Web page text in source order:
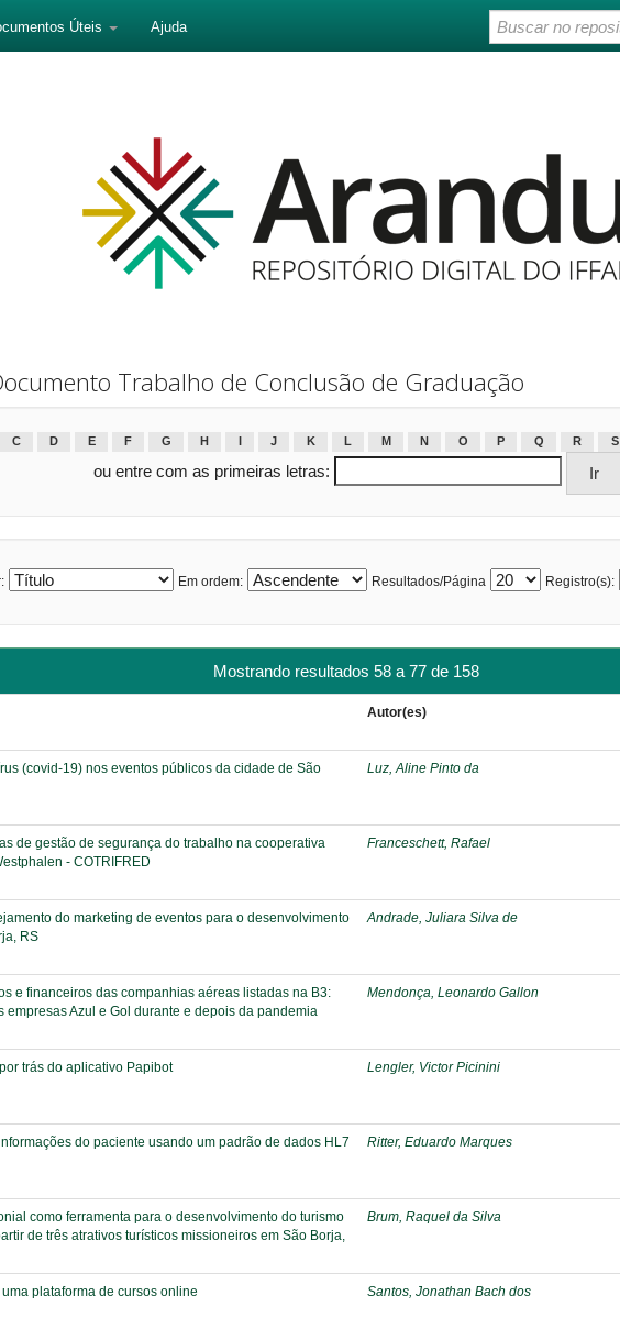
Úteis Ajuda
Trabalho de Conclusão de Graduação
C D E F G H J K L M N O P Q R S
ou entre com as primeiras letras:
Em ordem: Resultados/Página Registro(s):
Mostrando resultados 58 a 77 de 158
Autor(es)
(covid-19) nos eventos públicos da cidade de São
Luz, Aline Pinto da
de gestão de segurança do trabalho na cooperativa
- COTRIFRED
Franceschett, Rafael
do marketing de eventos para o desenvolvimento
RS
Andrade, Juliara Silva de
e financeiros das companhias aéreas listadas na B3:
empresas Azul e Gol durante e depois da pandemia
Mendonça, Leonardo Gallon
trás do aplicativo Papibot Lengler, Victor Picinini
do paciente usando um padrão de dados HL7
Ritter, Eduardo Marques
como ferramenta para o desenvolvimento do turismo
de três atrativos turísticos missioneiros em São Borja,
Brum, Raquel da Silva
plataforma de cursos online Santos, Jonathan Bach dos